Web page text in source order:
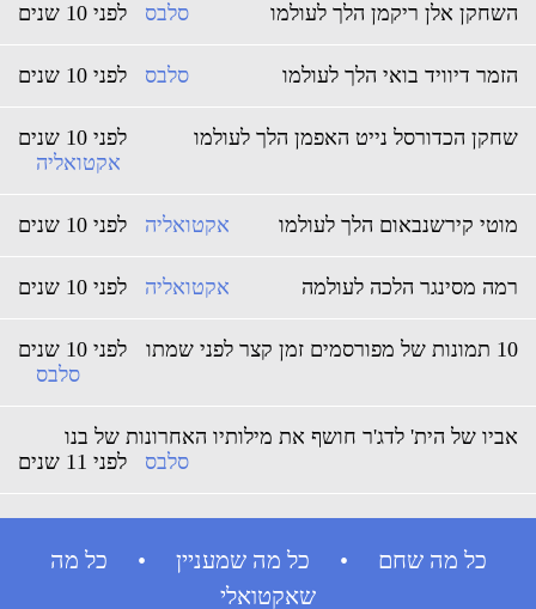
השחקן אלן ריקמן הלך לעולמו לפני 10 שנים סלבס
הזמר דיוויד בואי הלך לעולמו לפני 10 שנים סלבס
שחקן הכדורסל נייט האפמן הלך לעולמו
לפני 10 שנים
אקטואליה
מוטי קירשנבאום הלך לעולמו לפני 10 שנים אקטואליה
רמה מסינגר הלכה לעולמה לפני 10 שנים אקטואליה
10 תמונות של מפורסמים זמן קצר לפני שמתו
לפני 10 שנים
סלבס
אביו של הית' לדג'ר חושף את מילותיו האחרונות של בנו
לפני 11 שנים
סלבס
כל מה שחם • כל מה שמעניין • כל מה
שאקטואלי